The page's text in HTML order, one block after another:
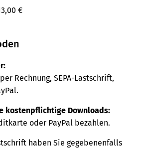
€
Rechnung, SEPA-Lastschrift,
kostenpflichtige Downloads:
oder PayPal bezahlen.
haben Sie gegebenenfalls